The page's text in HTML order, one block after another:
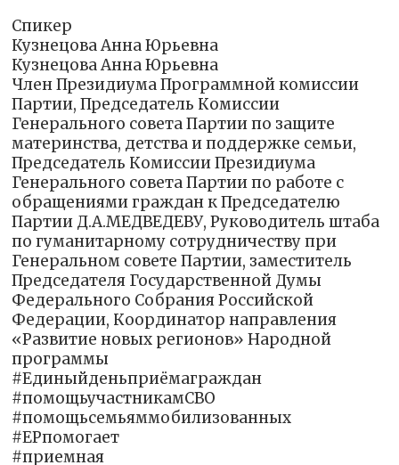
Спикер
Кузнецова Анна Юрьевна
Кузнецова Анна Юрьевна
Член Президиума Программной комиссии
Партии, Председатель Комиссии
Генерального совета Партии по защите
материнства, детства и поддержке семьи,
Председатель Комиссии Президиума
Генерального совета Партии по работе с
обращениями граждан к Председателю
Партии Д.А.МЕДВЕДЕВУ, Руководитель штаба
по гуманитарному сотрудничеству при
Генеральном совете Партии, заместитель
Председателя Государственной Думы
Федерального Собрания Российской
Федерации, Координатор направления
«Развитие новых регионов» Народной
программы
#Единыйденьприёмаграждан
#помощьучастникамСВО
#помощьсемьяммобилизованных
#ЕРпомогает
#приемная